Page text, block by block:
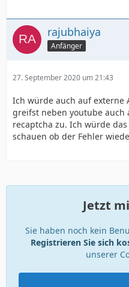
rajubhaiya
Anfänger
27. September 2020 um 21:43
Ich würde auch auf externe
greifst neben youtube auch
recaptcha zu. Ich würde
schauen ob der Fehler
Jetzt
Sie haben noch kein
Registrieren Sie sich
unserer